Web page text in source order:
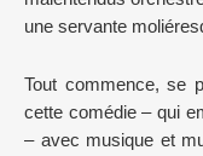
une servante
Tout commence, se
cette comédie – qui
– avec musique et